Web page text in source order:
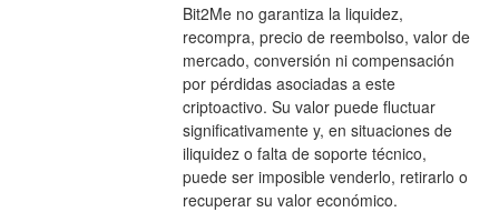
Bit2Me no garantiza la liquidez,
recompra, precio de reembolso, valor de
mercado, conversión ni compensación
por pérdidas asociadas a este
criptoactivo. Su valor puede fluctuar
significativamente y, en situaciones de
iliquidez o falta de soporte técnico,
puede ser imposible venderlo, retirarlo o
recuperar su valor económico.